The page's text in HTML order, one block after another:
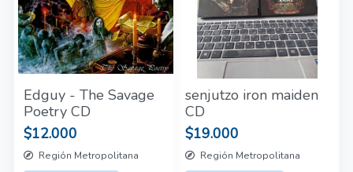
Edguy - The Savage
Poetry CD
$12.000
Región Metropolitana
senjutzo iron maiden
CD
$19.000
Región Metropolitana